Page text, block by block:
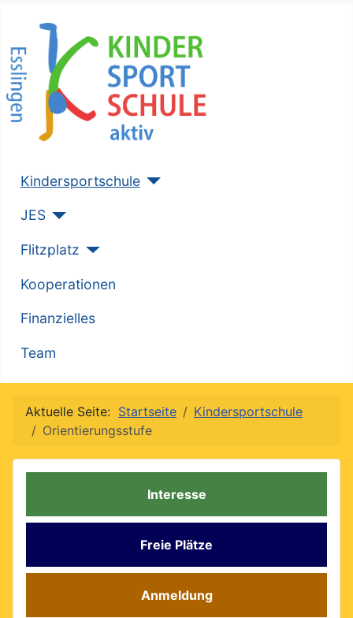
Kindersportschule
JES
Flitzplatz
Kooperationen
Finanzielles
Team
Aktuelle Seite: Startseite
Kindersportschule
Orientierungsstufe
Interesse
Freie Plätze
Anmeldung